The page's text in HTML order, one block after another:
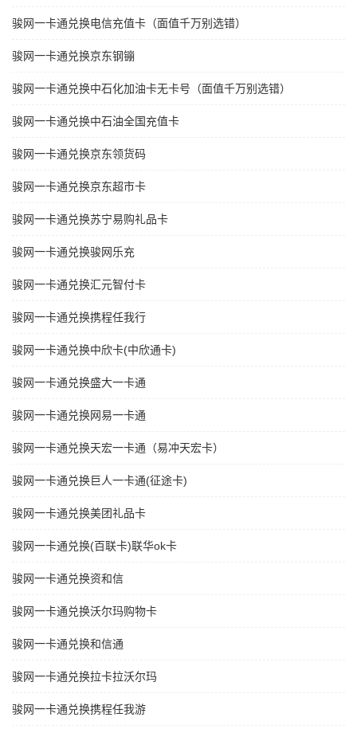
骏网一卡通兑换电信充值卡（面值千万别选错）
骏网一卡通兑换京东钢镚
骏网一卡通兑换中石化加油卡无卡号（面值千万别选错）
骏网一卡通兑换中石油全国充值卡
骏网一卡通兑换京东领货码
骏网一卡通兑换京东超市卡
骏网一卡通兑换苏宁易购礼品卡
骏网一卡通兑换骏网乐充
骏网一卡通兑换汇元智付卡
骏网一卡通兑换携程任我行
骏网一卡通兑换中欣卡(中欣通卡)
骏网一卡通兑换盛大一卡通
骏网一卡通兑换网易一卡通
骏网一卡通兑换天宏一卡通（易冲天宏卡）
骏网一卡通兑换巨人一卡通(征途卡)
骏网一卡通兑换美团礼品卡
骏网一卡通兑换(百联卡)联华ok卡
骏网一卡通兑换资和信
骏网一卡通兑换沃尔玛购物卡
骏网一卡通兑换和信通
骏网一卡通兑换拉卡拉沃尔玛
骏网一卡通兑换携程任我游